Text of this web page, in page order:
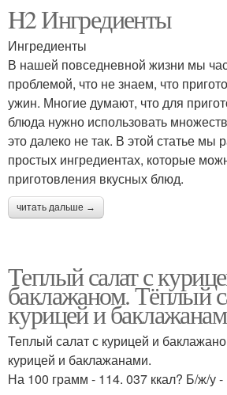
H2 Ингредиенты
Ингредиенты
В нашей повседневной жизни мы
проблемой, что не знаем, что
ужин. Многие думают, что для
блюда нужно использовать
это далеко не так. В этой статье мы
простых ингредиентах, которые
приготовления вкусных блюд.
читать дальше →
Теплый салат с
баклажаном. Тёплый
курицей и
Теплый салат с курицей и
курицей и баклажанами.
На 100 грамм - 114. 037 ккал? Б/ж/у -